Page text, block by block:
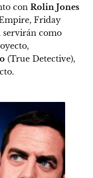
con Rolin Jones
Friday
servirán como
(True Detective),